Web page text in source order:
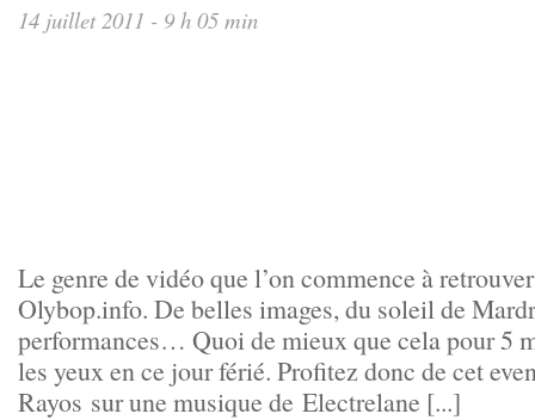
14 juillet 2011 - 9 h 05 min
Le genre de vidéo que l’on commence à
Olybop.info. De belles images, du soleil de
performances… Quoi de mieux que cela pour 5
les yeux en ce jour férié. Profitez donc de cet
Rayos sur une musique de Electrelane [...]